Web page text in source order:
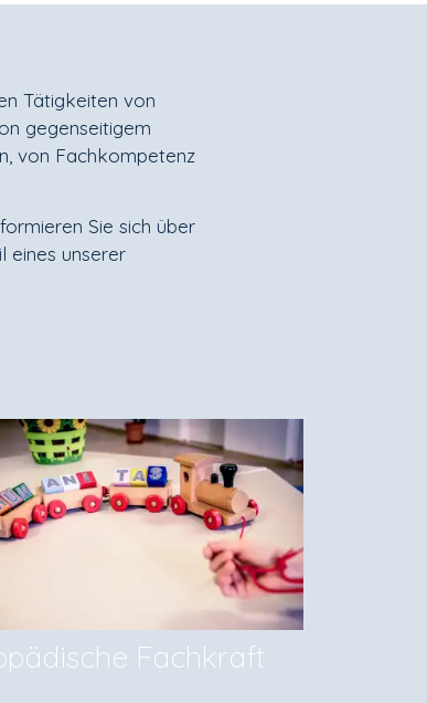
Tätigkeiten von
gegenseitigem
von Fachkompetenz
Sie sich über
eines unserer
Fachkraft